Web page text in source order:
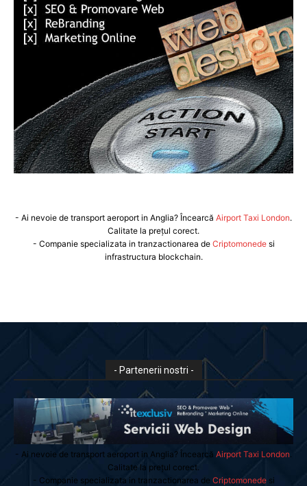
- Ai nevoie de transport aeroport in Anglia? Încearcă Airport Taxi London.
Calitate la prețul corect.
- Companie specializata in tranzactionarea de Criptomonedesi
infrastructura blockchain.
- Partenerii nostri -
- Ai nevoie de transport aeroport in Anglia? Încearcă Airport Taxi London
Calitate la prețul corect.
- Companie specializata in tranzactionarea de Criptomonedesi